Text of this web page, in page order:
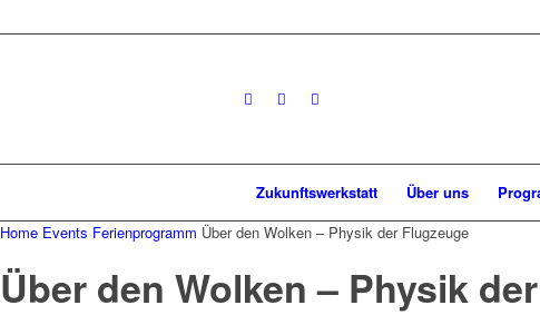
Zukunftswerkstatt Über uns
Home Events Ferienprogramm Über den Wolken – Physik der Flugzeuge
Über den Wolken – Physik